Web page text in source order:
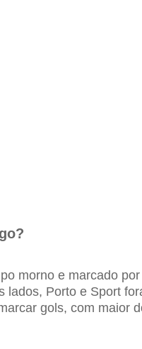
morno e marcado
lados, Porto e Sport
gols, com maior